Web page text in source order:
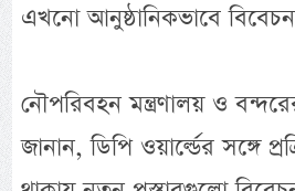
এখনো আনুষ্ঠানিকভাবে
নৌপরিবহন মন্ত্রণালয় ও
জানান, ডিপি ওয়ার্ল্ডের সঙ্গে